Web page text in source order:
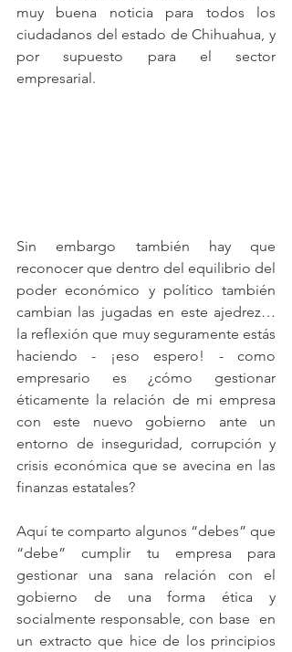
muy buena noticia para todos los
ciudadanos del estado de Chihuahua, y
por supuesto para el sector
empresarial.
Sin embargo también hay que
reconocer que dentro del equilibrio del
poder económico y político también
cambian las jugadas en este ajedrez…
la reflexión que muy seguramente estás
haciendo - ¡eso espero! - como
empresario es ¿cómo gestionar
éticamente la relación de mi empresa
con este nuevo gobierno ante un
entorno de inseguridad, corrupción y
crisis económica que se avecina en las
finanzas estatales?
Aquí te comparto algunos “debes” que
“debe” cumplir tu empresa para
gestionar una sana relación con el
gobierno de una forma ética y
socialmente responsable, con base  en
un extracto que hice de los principios